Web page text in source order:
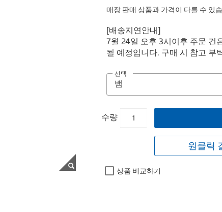
매장 판매 상품과 가격이 다를 수 있
[배송지연안내]
7월 24일 오후 3시이후 주문 건
될 예정입니다. 구매 시 참고 부
선택
수량
원클릭
상품 비교하기